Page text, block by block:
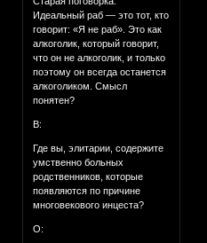
Идеальный раб — это тот, кто
говорит: «Я не раб». Это как
алкоголик, который говорит,
что он не алкоголик, и только
поэтому он всегда останется
алкоголиком. Смысл
понятен?
В:
Где вы, элитарии, содержите
умственно больных
родственников, которые
появляются по причине
многовекового инцеста?
О: